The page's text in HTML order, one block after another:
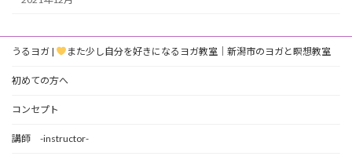
うるヨガ | また少し自分を好きになるヨガ教室｜新潟市のヨガと瞑想教室
初めての方へ
コンセプト
講師 -instructor-